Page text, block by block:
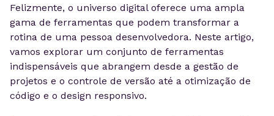
Felizmente, o universo digital oferece uma ampla
gama de ferramentas que podem transformar a
rotina de uma pessoa desenvolvedora. Neste artigo,
vamos explorar um conjunto de ferramentas
indispensáveis que abrangem desde a gestão de
projetos e o controle de versão até a otimização de
código e o design responsivo.